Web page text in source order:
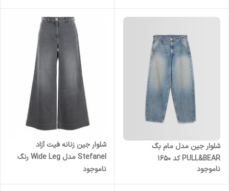
شلوار جین مدل مام بگ
PULL&BEAR کد 1650
ناموجود
شلوار جین زنانه فیت آزاد
Stefanel مدل Wide Leg رنگ
خاکستری |بگ شافل
ناموجود